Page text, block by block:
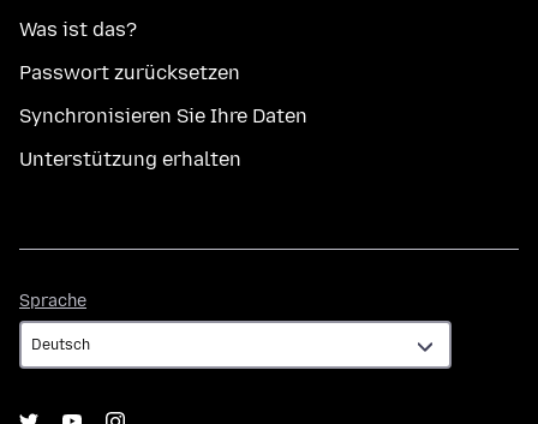
Was ist das?
Passwort zurücksetzen
Synchronisieren Sie Ihre Daten
Unterstützung erhalten
Sprache